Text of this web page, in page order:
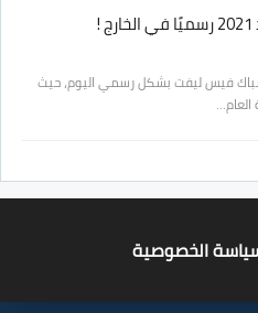
ريو الشكل الجديد 2021 هاتشباك فيس ليفت بشكل رسمي اليوم، حيث
الخصوصية